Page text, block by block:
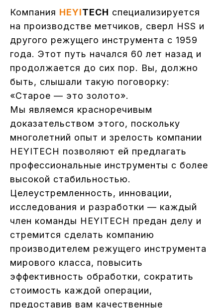
Компания HEYITECH специализируется
на производстве метчиков, сверл HSS и
другого режущего инструмента с 1959
года. Этот путь начался 60 лет назад и
продолжается до сих пор. Вы, должно
быть, слышали такую поговорку:
«Старое — это золото».
Мы являемся красноречивым
доказательством этого, поскольку
многолетний опыт и зрелость компании
HEYITECH позволяют ей предлагать
профессиональные инструменты с более
высокой стабильностью.
Целеустремленность, инновации,
исследования и разработки — каждый
член команды HEYITECH предан делу и
стремится сделать компанию
производителем режущего инструмента
мирового класса, повысить
эффективность обработки, сократить
стоимость каждой операции,
предоставив вам качественные